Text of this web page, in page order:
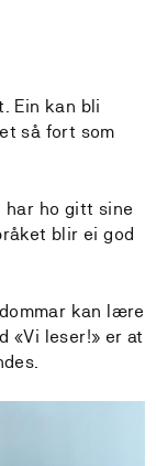
Ein kan bli
så fort som
har ho gitt sine
blir ei god
kan lære
«Vi leser!» er at